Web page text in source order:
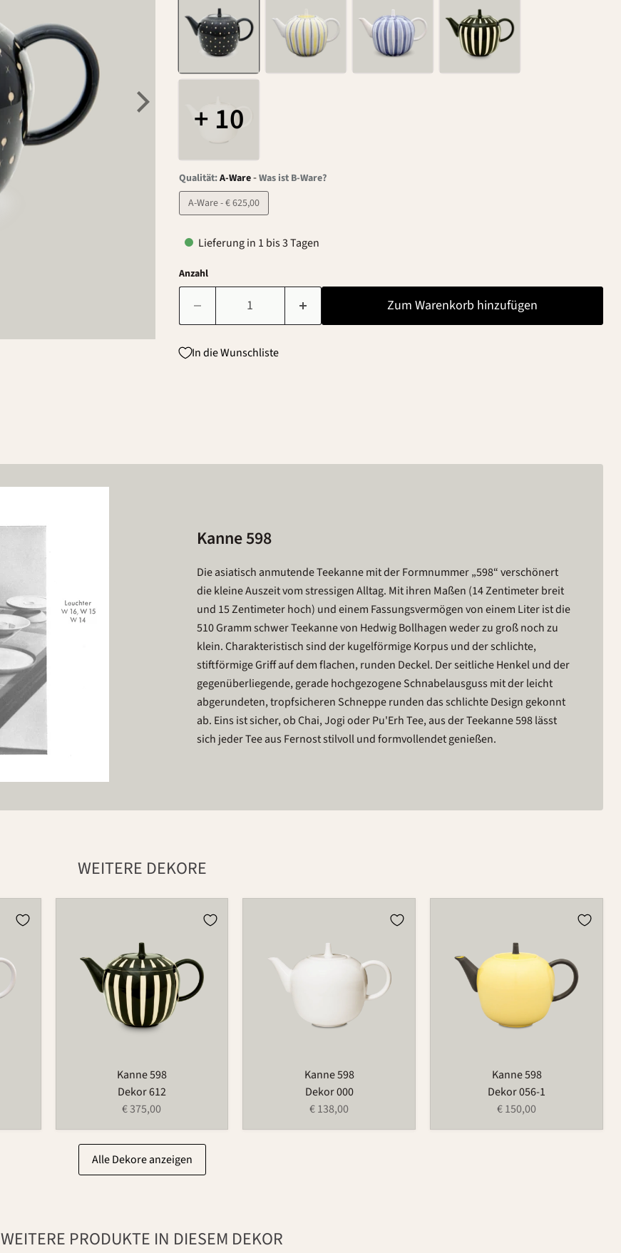
+ 10
Qualität:A-Ware-Was ist B-Ware?
A-Ware - € 625,00
Lieferung in 1 bis 3 Tagen
Anzahl
Zum Warenkorb hinzufügen
In die Wunschliste
Kanne 598
Die asiatisch anmutende Teekanne mit der Formnummer „598“ verschönert
die kleine Auszeit vom stressigen Alltag. Mit ihren Maßen (14 Zentimeter breit
und 15 Zentimeter hoch) und einem Fassungsvermögen von einem Liter ist die
510 Gramm schwer Teekanne von Hedwig Bollhagen weder zu groß noch zu
klein. Charakteristisch sind der kugelförmige Korpus und der schlichte,
stiftförmige Griff auf dem flachen, runden Deckel. Der seitliche Henkel und der
gegenüberliegende, gerade hochgezogene Schnabelausguss mit der leicht
abgerundeten, tropfsicheren Schneppe runden das schlichte Design gekonnt
ab. Eins ist sicher, ob Chai, Jogi oder Pu'Erh Tee, aus der Teekanne 598 lässt
sich jeder Tee aus Fernost stilvoll und formvollendet genießen.
WEITERE DEKORE
Kanne 598
Dekor 612
€ 375,00
Kanne 598
Dekor 000
€ 138,00
Kanne 598
Dekor 056-1
€ 150,00
Alle Dekore anzeigen
WEITERE PRODUKTE IN DIESEM DEKOR